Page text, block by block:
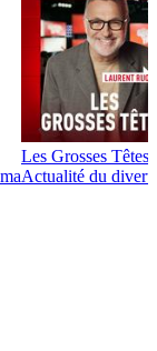
Les Grosses Têtes
Actualité du